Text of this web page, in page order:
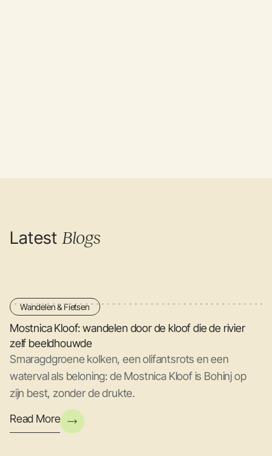
Latest Blogs
Wandelen & Fietsen
Mostnica Kloof: wandelen door de kloof die de rivier
zelf beeldhouwde
Smaragdgroene kolken, een olifantsrots en een
waterval als beloning: de Mostnica Kloof is Bohinj op
zijn best, zonder de drukte.
Read More